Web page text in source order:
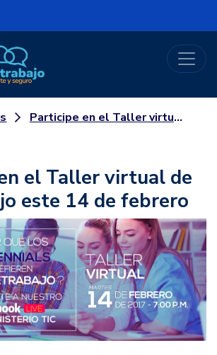
Gobierno de Colombia
TIC
Participe en el Taller virtual de Teletrabajo este 14 de febrero
el Taller virtual de
este 14 de febrero